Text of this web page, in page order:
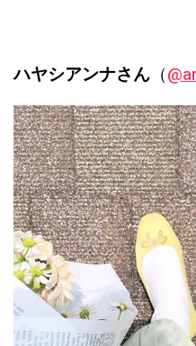
ハヤシアンナさん（